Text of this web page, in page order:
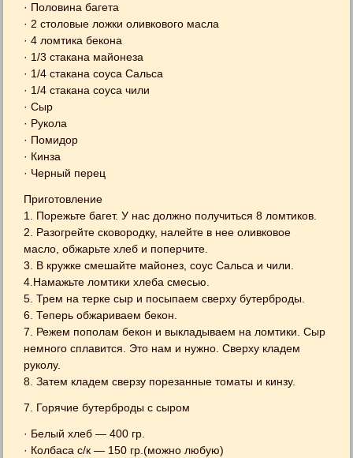
· Половина багета
· 2 столовые ложки оливкового масла
· 4 ломтика бекона
· 1/3 стакана майонеза
· 1/4 стакана соуса Сальса
· 1/4 стакана соуса чили
· Сыр
· Рукола
· Помидор
· Кинза
· Черный перец
Приготовление
1. Порежьте багет. У нас должно получиться 8 ломтиков.
2. Разогрейте сковородку, налейте в нее оливковое
масло, обжарьте хлеб и поперчите.
3. В кружке смешайте майонез, соус Сальса и чили.
4.Намажьте ломтики хлеба смесью.
5. Трем на терке сыр и посыпаем сверху бутерброды.
6. Теперь обжариваем бекон.
7. Режем пополам бекон и выкладываем на ломтики. Сыр
немного сплавится. Это нам и нужно. Сверху кладем
руколу.
8. Затем кладем сверзу порезанные томаты и кинзу.
7. Горячие бутерброды с сыром
· Белый хлеб — 400 гр.
· Колбаса с/к — 150 гр.(можно любую)